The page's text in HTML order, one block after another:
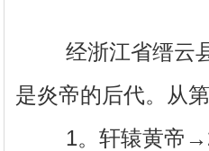
经浙江省缙云县
是炎帝的后代。从
1。轩辕黄帝→2